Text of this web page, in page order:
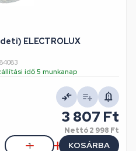
ELECTROLUX
idő 5 munkanap
3 807 Ft
Nettó2 998 Ft
KOSÁRBA